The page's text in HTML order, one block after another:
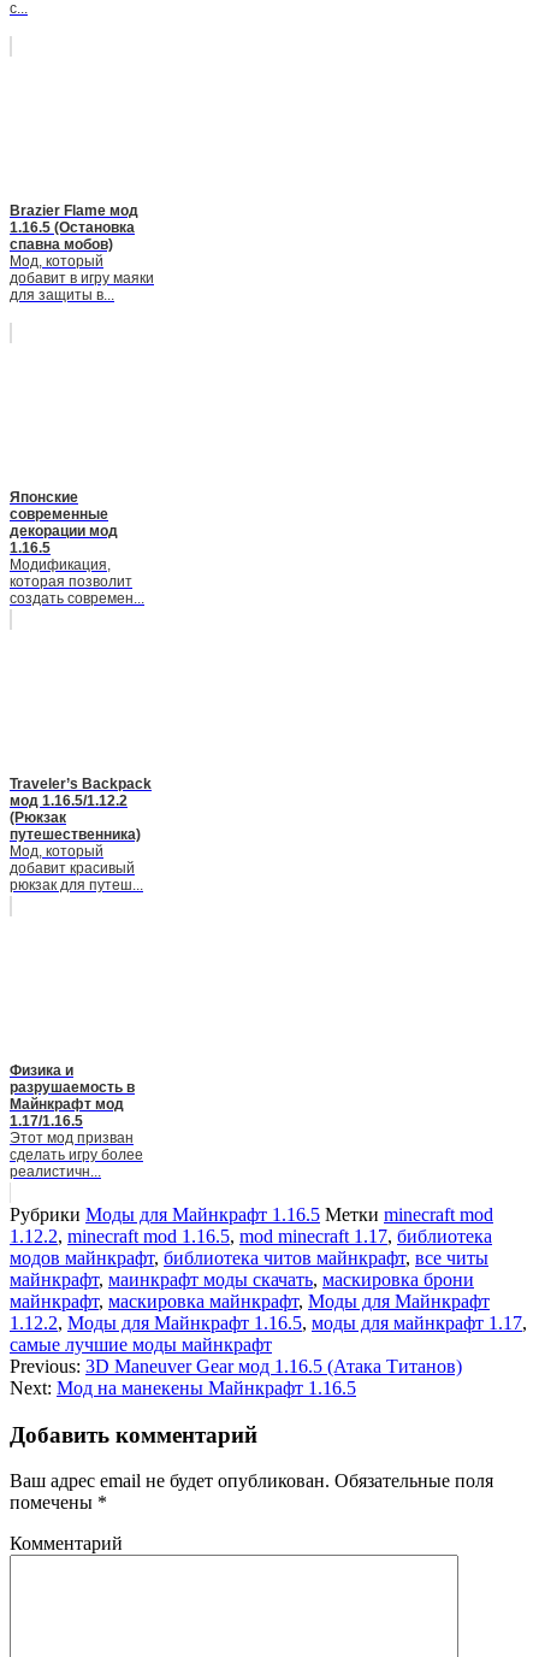
с...
Brazier Flame мод
1.16.5 (Остановка
спавна мобов)
Мод, который
добавит в игру маяки
для защиты в...
Японские
современные
декорации мод
1.16.5
Модификация,
которая позволит
создать современ...
Traveler’s Backpack
мод 1.16.5/1.12.2
(Рюкзак
путешественника)
Мод, который
добавит красивый
рюкзак для путеш...
Физика и
разрушаемость в
Майнкрафт мод
1.17/1.16.5
Этот мод призван
сделать игру более
реалистичн...
Рубрики Моды для Майнкрафт 1.16.5 Метки minecraft mod
1.12.2, minecraft mod 1.16.5, mod minecraft 1.17, библиотека
модов майнкрафт, библиотека читов майнкрафт, все читы
майнкрафт, маинкрафт моды скачать, маскировка брони
майнкрафт, маскировка майнкрафт, Моды для Майнкрафт
1.12.2, Моды для Майнкрафт 1.16.5, моды для майнкрафт 1.17,
самые лучшие моды майнкрафт
Previous: 3D Maneuver Gear мод 1.16.5 (Атака Титанов)
Next: Мод на манекены Майнкрафт 1.16.5
Добавить комментарий
Ваш адрес email не будет опубликован. Обязательные поля
помечены *
Комментарий